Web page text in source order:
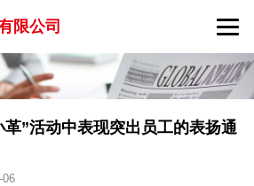
限公司
革”活动中表现突出员工的表扬通